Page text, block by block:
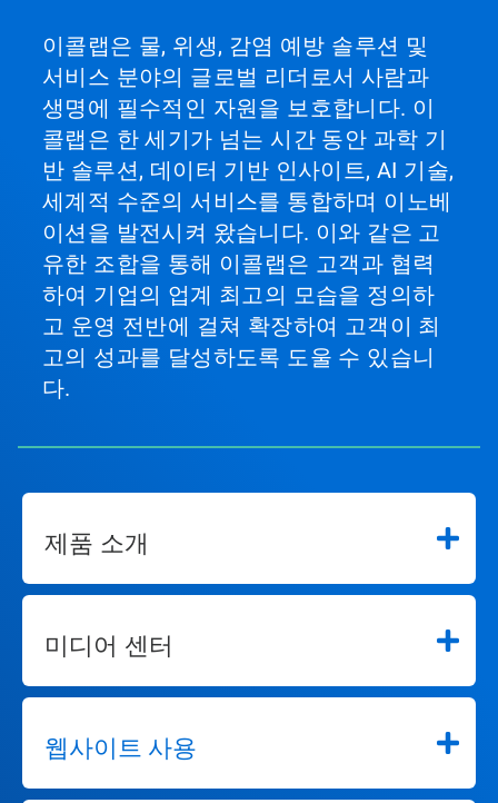
이콜랩은 물, 위생, 감염 예방 솔루션 및
서비스 분야의 글로벌 리더로서 사람과
생명에 필수적인 자원을 보호합니다. 이
콜랩은 한 세기가 넘는 시간 동안 과학 기
반 솔루션, 데이터 기반 인사이트, AI 기술,
세계적 수준의 서비스를 통합하며 이노베
이션을 발전시켜 왔습니다. 이와 같은 고
유한 조합을 통해 이콜랩은 고객과 협력
하여 기업의 업계 최고의 모습을 정의하
고 운영 전반에 걸쳐 확장하여 고객이 최
고의 성과를 달성하도록 도울 수 있습니
다.
제품 소개
미디어 센터
웹사이트 사용